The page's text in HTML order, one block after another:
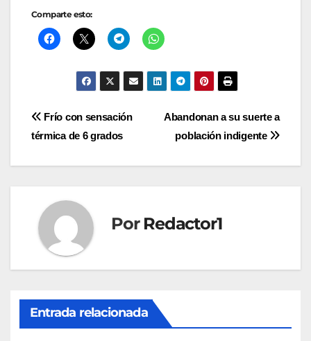
Comparte esto:
Navegación
Abandonan a su suerte a
población indigente
Frío con sensación
térmica de 6 grados
Por Redactor1
Entrada relacionada